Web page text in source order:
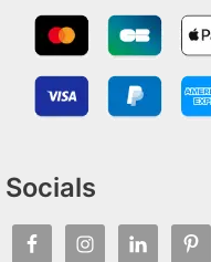
Socials